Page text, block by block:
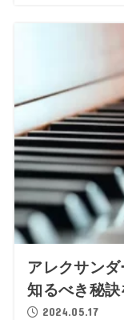
アレクサン
知るべき秘訣
2024.05.17